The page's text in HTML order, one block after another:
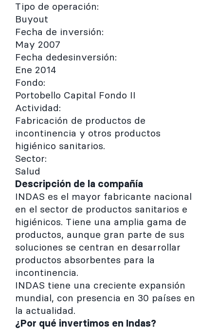
Tipo de operación:
Buyout
Fecha de inversión:
May 2007
Fecha dedesinversión:
Ene 2014
Fondo:
Portobello Capital Fondo II
Actividad:
Fabricación de productos de
incontinencia y otros productos
higiénico sanitarios.
Sector:
Salud
Descripción de la compañía
INDAS es el mayor fabricante nacional
en el sector de productos sanitarios e
higiénicos. Tiene una amplia gama de
productos, aunque gran parte de sus
soluciones se centran en desarrollar
productos absorbentes para la
incontinencia.
INDAS tiene una creciente expansión
mundial, con presencia en 30 países en
la actualidad.
¿Por qué invertimos en Indas?